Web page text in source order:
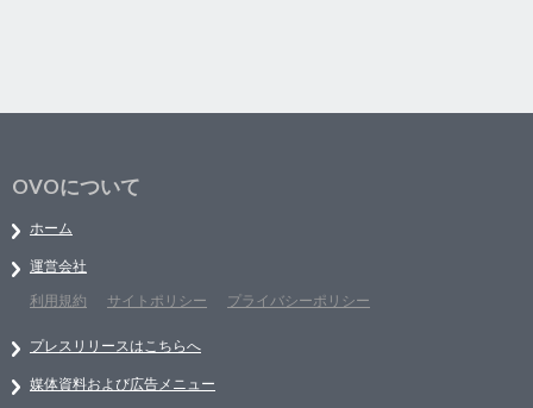
OVOについて
ホーム
運営会社
利用規約
サイトポリシー プライバシーポリシー
プレスリリースはこちらへ
媒体資料および広告メニュー